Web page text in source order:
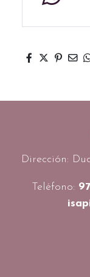
Dirección:
Teléfono: